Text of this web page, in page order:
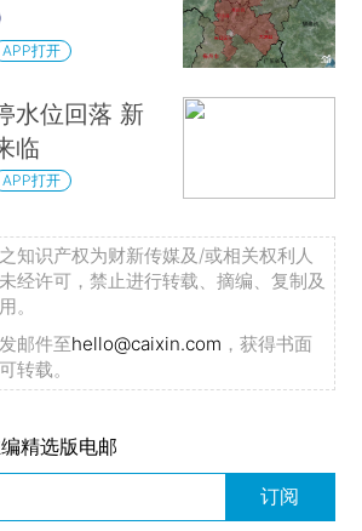
APP打开
水位回落 新
临
APP打开
知识产权为财新传媒及/或相关权利人
经许可，禁止进行转载、摘编、复制及
。
邮件至hello@caixin.com ，获得书面
转载。
精选版电邮
订阅